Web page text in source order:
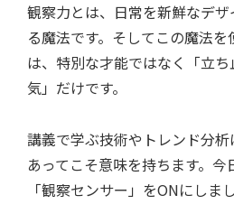
観察力とは、日常を新鮮なデ
る魔法です。そしてこの魔法
は、特別な才能ではなく「立
気」だけです。
講義で学ぶ技術やトレンド分
あってこそ意味を持ちます。
「観察センサー」をONにしま